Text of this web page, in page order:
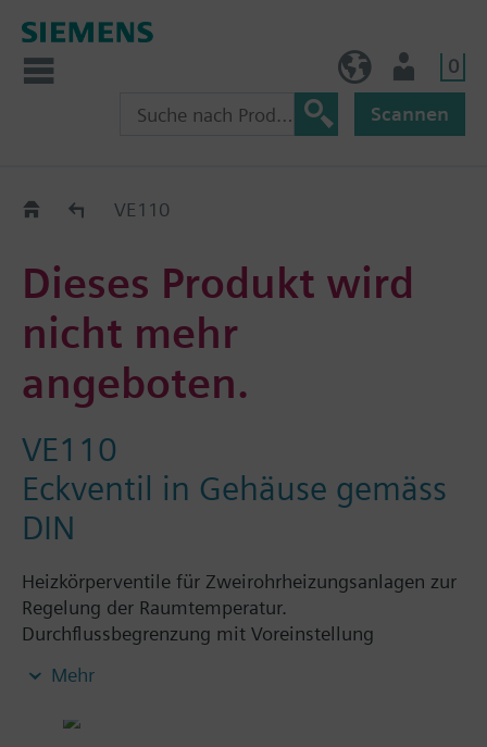
0
Scannen
Old2NewVE110
Dieses Produkt wird
nicht mehr
angeboten.
VE110
Eckventil in Gehäuse gemäss
DIN
Heizkörperventile für Zweirohrheizungsanlagen zur
Regelung der Raumtemperatur.
Durchflussbegrenzung mit Voreinstellung
Die Ventile können mit den Acvatix Ventilantrieben
Mehr